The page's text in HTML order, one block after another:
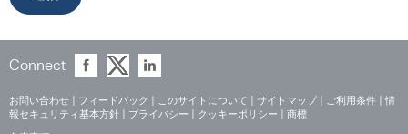
Connect
お問い合わせ フィードバック このサイトについて サイトマップ ご利用条件
情
報セキュリティ基本方針
プライバシー クッキーポリシー 商標